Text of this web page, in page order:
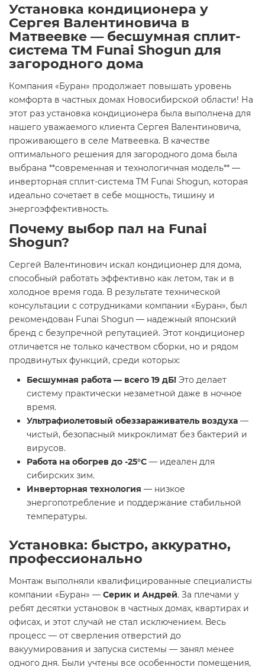
Установка кондиционера у
Сергея Валентиновича в
Матвеевке — бесшумная сплит-
система TM Funai Shogun для
загородного дома
Компания «Буран» продолжает повышать уровень
комфорта в частных домах Новосибирской области! На
этот раз установка кондиционера была выполнена для
нашего уважаемого клиента Сергея Валентиновича,
проживающего в селе Матвеевка. В качестве
оптимального решения для загородного дома была
выбрана **современная и технологичная модель** —
инверторная сплит-система TM Funai Shogun, которая
идеально сочетает в себе мощность, тишину и
энергоэффективность.
Почему выбор пал на Funai
Shogun?
Сергей Валентинович искал кондиционер для дома,
способный работать эффективно как летом, так и в
холодное время года. В результате технической
консультации с сотрудниками компании «Буран», был
рекомендован Funai Shogun — надежный японский
бренд с безупречной репутацией. Этот кондиционер
отличается не только качеством сборки, но и рядом
продвинутых функций, среди которых:
Бесшумная работа — всего 19 дБ! Это делает
систему практически незаметной даже в ночное
время.
Ультрафиолетовый обеззараживатель воздуха —
чистый, безопасный микроклимат без бактерий и
вирусов.
Работа на обогрев до -25°C — идеален для
сибирских зим.
Инверторная технология — низкое
энергопотребление и поддержание стабильной
температуры.
Установка: быстро, аккуратно,
профессионально
Монтаж выполняли квалифицированные специалисты
компании «Буран» — Серик и Андрей. За плечами у
ребят десятки установок в частных домах, квартирах и
офисах, и этот случай не стал исключением. Весь
процесс — от сверления отверстий до
вакуумирования и запуска системы — занял менее
одного дня. Были учтены все особенности помещения,